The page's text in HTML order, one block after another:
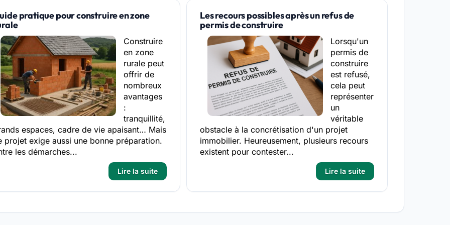
pratique pour construire en zone
Construire
en zone
rurale peut
offrir de
nombreux
avantages
:
tranquillité,
espaces, cadre de vie apaisant… Mais
projet exige aussi une bonne préparation.
les démarches...
Lire la suite
Les recours possibles après un refus de
permis de construire
Lorsqu'un
permis de
construire
est refusé,
cela peut
représenter
un
véritable
obstacle à la concrétisation d'un projet
immobilier. Heureusement, plusieurs recours
existent pour contester...
Lire la suite